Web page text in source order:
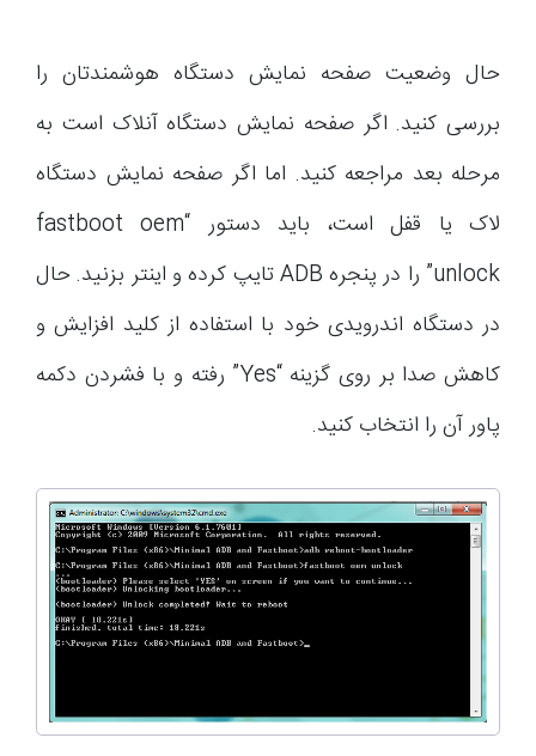
حال وضعیت صفحه نمایش دستگاه هوشمندتان را
بررسی کنید. اگر صفحه نمایش دستگاه آنلاک است به
مرحله بعد مراجعه کنید. اما اگر صفحه نمایش دستگاه
لاک یا قفل است، باید دستور “fastboot oem
unlock” را در پنجره ADB تایپ کرده و اینتر بزنید. حال
در دستگاه اندرویدی خود با استفاده از کلید افزایش و
کاهش صدا بر روی گزینه “Yes” رفته و با فشردن دکمه
پاور آن را انتخاب کنید.